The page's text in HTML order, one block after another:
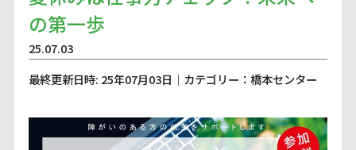
の第一歩
25.07.03
最終更新日時: 25年07月03日｜カテゴリー：橋本センター